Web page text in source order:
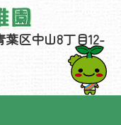
区中山8丁目12-